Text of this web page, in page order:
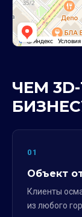
ЧЕМ
01
Объект
Клиенты
из любого